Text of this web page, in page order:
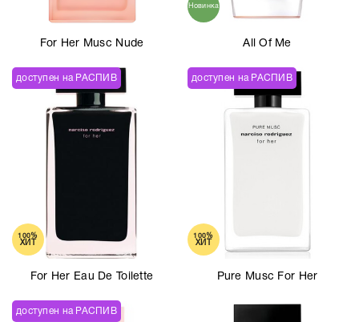
For Her Musc Nude
Новинка
All Of Me
доступен на РАСПИВ
100%
ХИТ
For Her Eau De Toilette
доступен на РАСПИВ
100%
ХИТ
Pure Musc For Her
доступен на РАСПИВ